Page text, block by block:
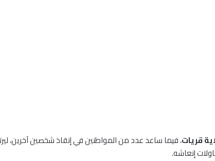
قريات، فيما ساعد عدد من المواطنين في إنقاذ شخصين آخرين،
إنعاشه.